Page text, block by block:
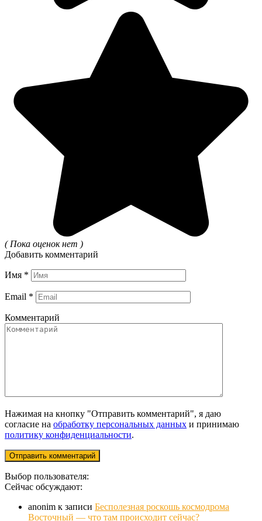
( Пока оценок нет )
Добавить комментарий
Имя *
Email *
Комментарий
Нажимая на кнопку "Отправить комментарий", я даю
согласие на обработку персональных данных и принимаю
политику конфиденциальности.
Выбор пользователя:
Сейчас обсуждают:
anonim к записи Бесполезная роскошь космодрома
Восточный — что там происходит сейчас?